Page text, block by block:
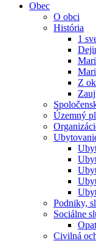
Obec
O obci
História
1
Z
Územný
Podniky,
Sociálne
Civilná